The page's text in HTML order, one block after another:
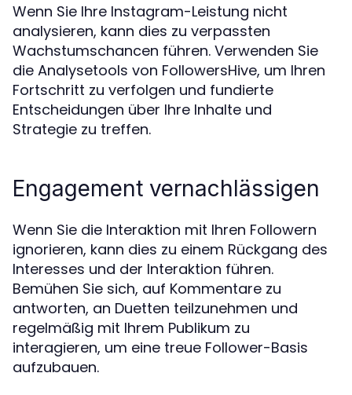
Wenn Sie Ihre Instagram-Leistung nicht
analysieren, kann dies zu verpassten
Wachstumschancen führen. Verwenden Sie
die Analysetools von FollowersHive, um Ihren
Fortschritt zu verfolgen und fundierte
Entscheidungen über Ihre Inhalte und
Strategie zu treffen.
Engagement vernachlässigen
Wenn Sie die Interaktion mit Ihren Followern
ignorieren, kann dies zu einem Rückgang des
Interesses und der Interaktion führen.
Bemühen Sie sich, auf Kommentare zu
antworten, an Duetten teilzunehmen und
regelmäßig mit Ihrem Publikum zu
interagieren, um eine treue Follower-Basis
aufzubauen.